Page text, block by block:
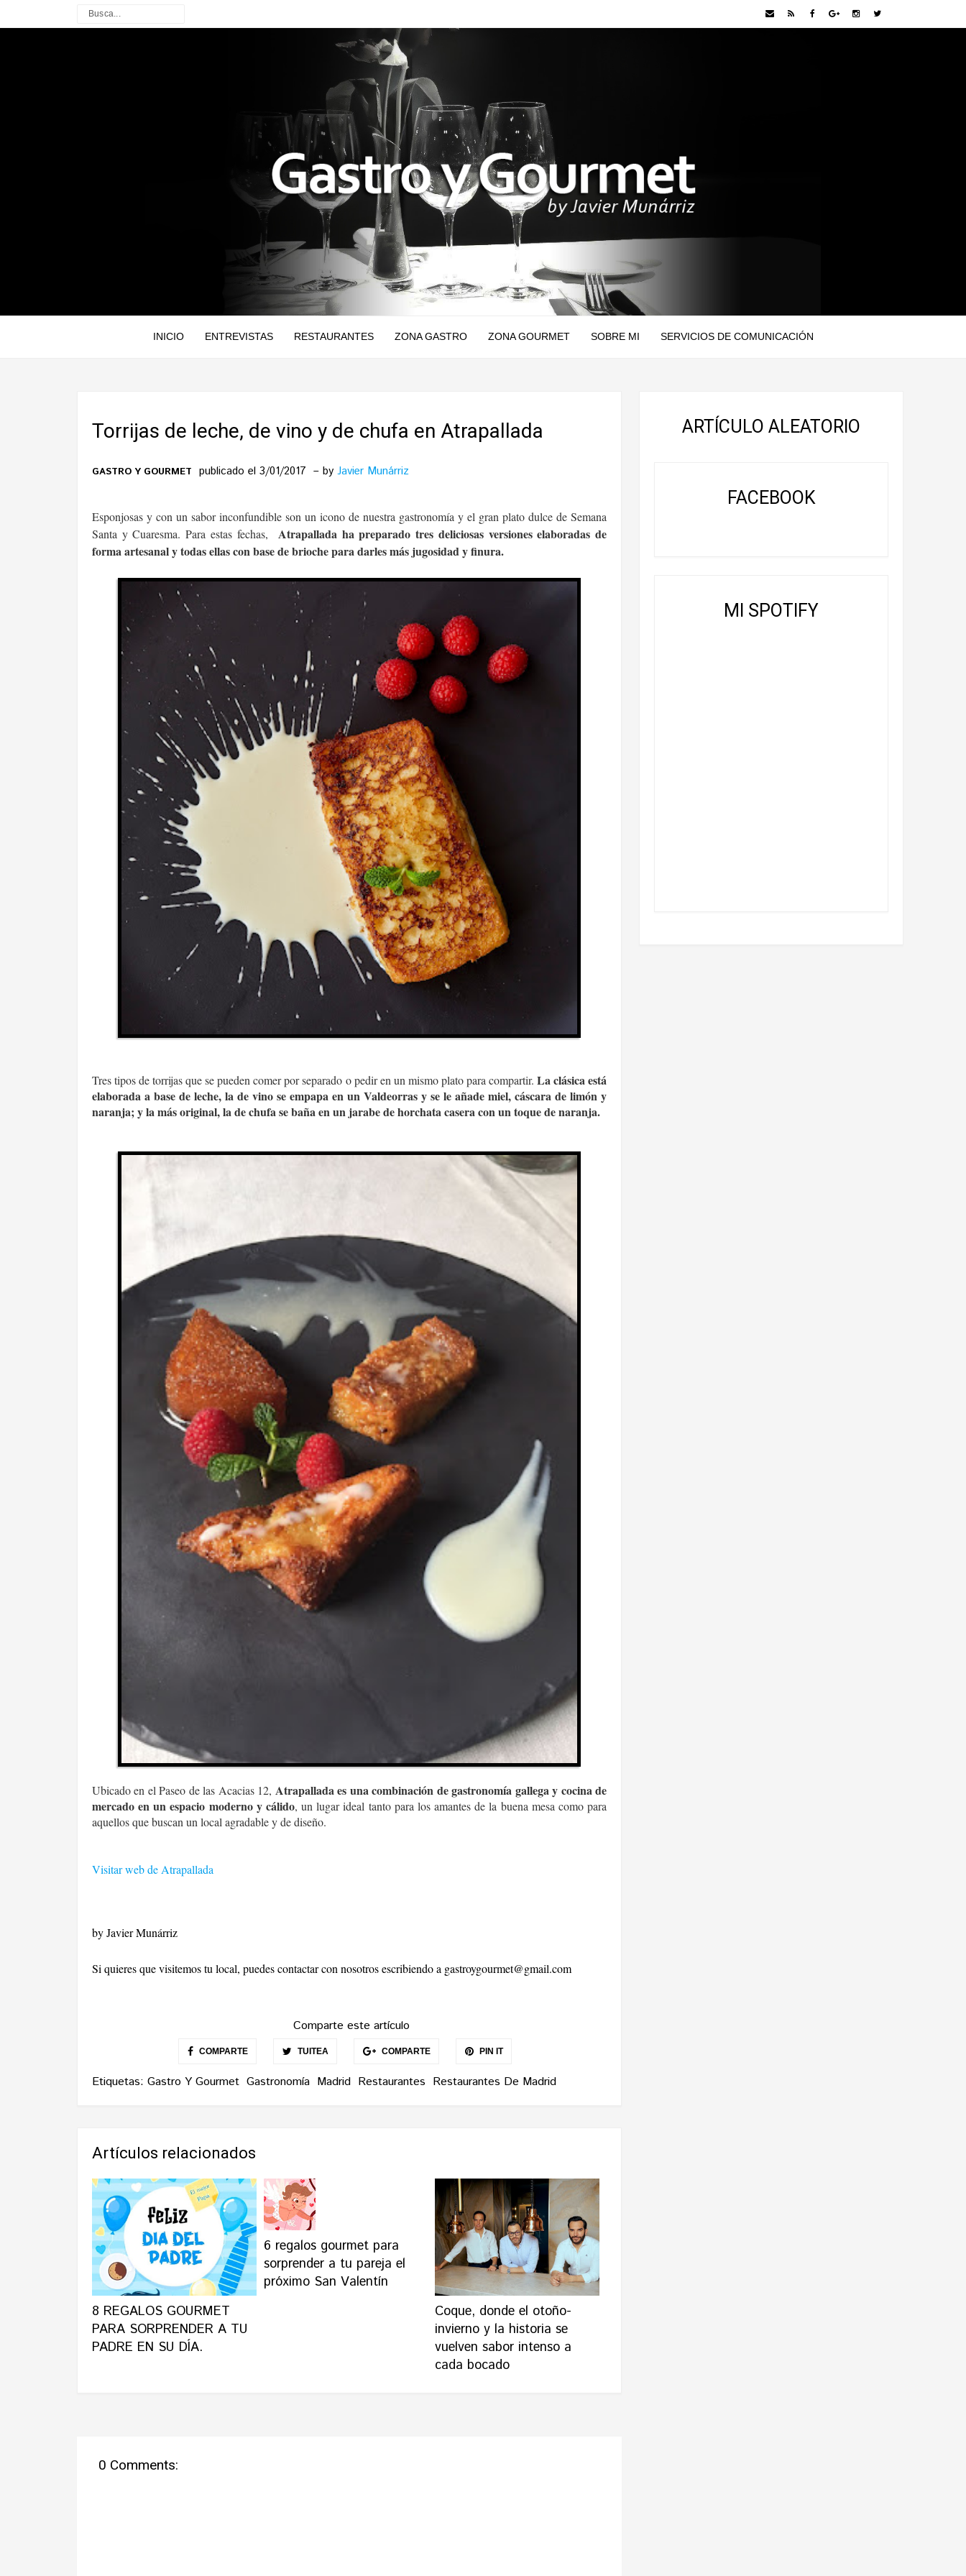
INICIO ENTREVISTAS RESTAURANTES ZONA GASTRO ZONA GOURMET SOBRE MI SERVICIOS DE COMUNICACIÓN
Torrijas de leche, de vino y de chufa en Atrapallada
GASTRO Y GOURMET publicado el 3/01/2017 by Javier Munárriz
Esponjosas y con un sabor inconfundible son un icono de nuestra gastronomía y el gran plato dulce de Semana
Santa y Cuaresma. Para estas fechas, Atrapallada ha preparado tres deliciosas versiones elaboradas de
forma artesanal y todas ellas con base de brioche para darles más jugosidad y finura.
Tres tipos de torrijas que se pueden comer por separado o pedir en un mismo plato para compartir. La clásica está
elaborada a base de leche, la de vino se empapa en un Valdeorras y se le añade miel, cáscara de limón y
naranja; y la más original, la de chufa se baña en un jarabe de horchata casera con un toque de naranja.
Ubicado en el Paseo de las Acacias 12, Atrapallada es una combinación de gastronomía gallega y cocina de
mercado en un espacio moderno y cálido, un lugar ideal tanto para los amantes de la buena mesa como para
aquellos que buscan un local agradable y de diseño.
Visitar web de Atrapallada
by Javier Munárriz
Si quieres que visitemos tu local, puedes contactar con nosotros escribiendo a gastroygourmet@gmail.com
Comparte este artículo
COMPARTE TUITEA COMPARTE PIN IT
Etiquetas: Gastro Y Gourmet Gastronomía Madrid Restaurantes Restaurantes De Madrid
Artículos relacionados
8 REGALOS GOURMET
PARA SORPRENDER A TU
PADRE EN SU DÍA.
6 regalos gourmet para
sorprender a tu pareja el
próximo San Valentín
Coque, donde el otoño-
invierno y la historia se
vuelven sabor intenso a
cada bocado
0 Comments:
ARTÍCULO ALEATORIO
FACEBOOK
MI SPOTIFY